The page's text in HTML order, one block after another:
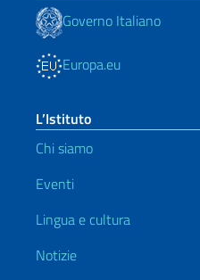
Governo Italiano
Europa.eu
L’Istituto
Chi siamo
Eventi
Lingua e cultura
Notizie